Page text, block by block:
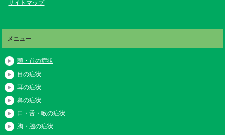
サイトマップ
メニュー
頭・首の症状
目の症状
耳の症状
鼻の症状
口・舌・喉の症状
胸・脇の症状